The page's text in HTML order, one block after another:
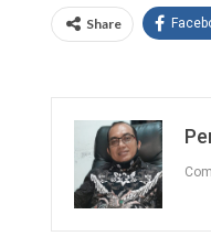
Share